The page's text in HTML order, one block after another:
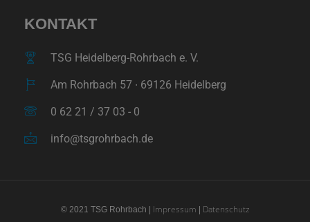
KONTAKT
TSG Heidelberg-Rohrbach e. V.
Am Rohrbach 57 ∙ 69126 Heidelberg
0 62 21 / 37 03 - 0
info@tsgrohrbach.de
© 2021 TSG Rohrbach | Impressum Datenschutz